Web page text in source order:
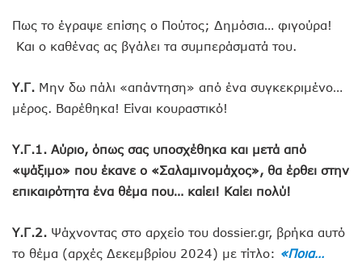
Πως το έγραψε επίσης ο Πούτος; Δημόσια… φιγούρα!
Και ο καθένας ας βγάλει τα συμπεράσματά του.
Υ.Γ. Μην δω πάλι «απάντηση» από ένα συγκεκριμένο…
μέρος. Βαρέθηκα! Είναι κουραστικό!
Υ.Γ.1. Αύριο, όπως σας υποσχέθηκα και μετά από
«ψάξιμο» που έκανε ο «Σαλαμινομάχος», θα έρθει στην
επικαιρότητα ένα θέμα που… καίει! Καίει πολύ!
Υ.Γ.2. Ψάχνοντας στο αρχείο του dossier.gr, βρήκα αυτό
το θέμα (αρχές Δεκεμβρίου 2024) με τίτλο: «Ποια…